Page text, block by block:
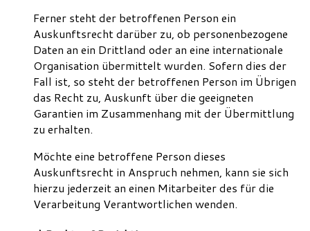
Ferner steht der betroffenen Person ein
Auskunftsrecht darüber zu, ob personenbezogene
Daten an ein Drittland oder an eine internationale
Organisation übermittelt wurden. Sofern dies der
Fall ist, so steht der betroffenen Person im Übrigen
das Recht zu, Auskunft über die geeigneten
Garantien im Zusammenhang mit der Übermittlung
zu erhalten.
Möchte eine betroffene Person dieses
Auskunftsrecht in Anspruch nehmen, kann sie sich
hierzu jederzeit an einen Mitarbeiter des für die
Verarbeitung Verantwortlichen wenden.